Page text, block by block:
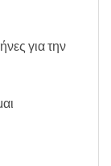
για την